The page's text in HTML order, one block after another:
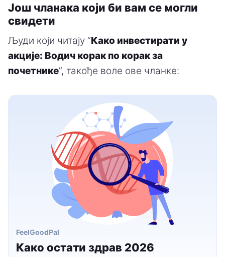
Још чланака који би вам се могли
свидети
Људи који читају “Како инвестирати у
акције: Водич корак по корак за
почетнике”, такође воле ове чланке:
FeelGoodPal
Како остати здрав 2026